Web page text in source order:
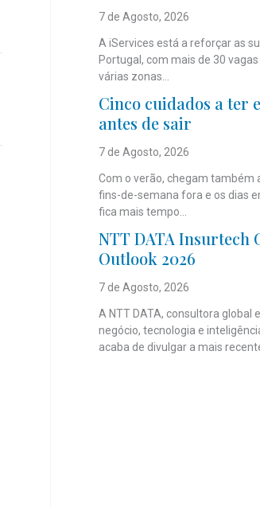
7 de Agosto, 2026
A iServices está a reforçar as
Portugal, com mais de 30
várias zonas...
Cinco cuidados a ter
antes de sair
7 de Agosto, 2026
Com o verão, chegam também
fins-de-semana fora e os dias
fica mais tempo...
NTT DATA Insurtech
Outlook 2026
7 de Agosto, 2026
A NTT DATA, consultora global
negócio, tecnologia e
acaba de divulgar a mais